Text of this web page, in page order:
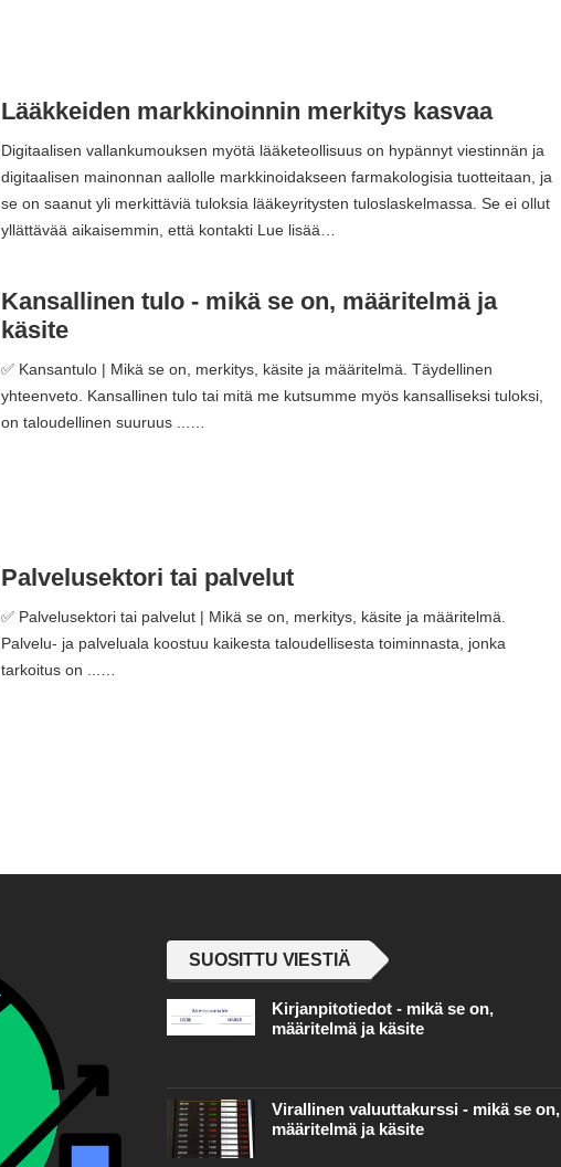
Lääkkeiden markkinoinnin merkitys kasvaa
Digitaalisen vallankumouksen myötä lääketeollisuus on hypännyt viestinnän ja
digitaalisen mainonnan aallolle markkinoidakseen farmakologisia tuotteitaan, ja
se on saanut yli merkittäviä tuloksia lääkeyritysten tuloslaskelmassa. Se ei ollut
yllättävää aikaisemmin, että kontakti Lue lisää…
Kansallinen tulo - mikä se on, määritelmä ja
käsite
✅ Kansantulo | Mikä se on, merkitys, käsite ja määritelmä. Täydellinen
yhteenveto. Kansallinen tulo tai mitä me kutsumme myös kansalliseksi tuloksi,
on taloudellinen suuruus ...…
Palvelusektori tai palvelut
✅ Palvelusektori tai palvelut | Mikä se on, merkitys, käsite ja määritelmä.
Palvelu- ja palveluala koostuu kaikesta taloudellisesta toiminnasta, jonka
tarkoitus on ...…
SUOSITTU VIESTIÄ
Kirjanpitotiedot - mikä se on,
määritelmä ja käsite
Virallinen valuuttakurssi - mikä se on,
määritelmä ja käsite